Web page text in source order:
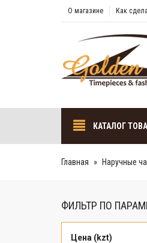
О магазине Как
КАТАЛОГ
Главная Наручные
ФИЛЬТР ПО
Цена (kzt)